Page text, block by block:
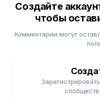
Создайте
чтобы
Комментарии могут